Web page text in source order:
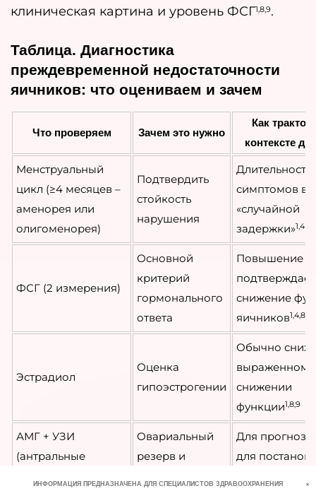
клиническая картина и уровень ФСГ1,8,9.
Таблица. Диагностика
преждевременной недостаточности
яичников: что оцениваем и зачем
Что проверяем Зачем это нужно
Как
контексте
Менструальный
цикл (≥4 месяцев –
аменорея или
олигоменорея)
Подтвердить
стойкость
нарушения
Длительность
симптомов
«случайной
задержки»1,4
ФСГ (2 измерения)
Основной
критерий
гормонального
ответа
Повышение
подтверждает
снижение
яичников1,4,8,9
Эстрадиол
Оценка
гипоэстрогении
Обычно
выраженном
снижении
функции1,8,9
АМГ + УЗИ
(антральные
Овариальный
резерв и
Для
для
+
ИНФОРМАЦИЯ ПРЕДНАЗНАЧЕНА ДЛЯ СПЕЦИАЛИСТОВ ЗДРАВООХРАНЕНИЯ